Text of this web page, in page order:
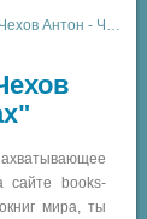
Антон - Чёрный монах
сайте books-
мира, ты